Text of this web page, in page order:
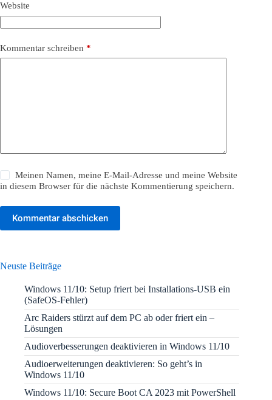
Website
Kommentar schreiben *
Meinen Namen, meine E-Mail-Adresse und meine Website
in diesem Browser für die nächste Kommentierung speichern.
Kommentar abschicken
Neuste Beiträge
Windows 11/10: Setup friert bei Installations-USB ein
(SafeOS-Fehler)
Arc Raiders stürzt auf dem PC ab oder friert ein –
Lösungen
Audioverbesserungen deaktivieren in Windows 11/10
Audioerweiterungen deaktivieren: So geht’s in
Windows 11/10
Windows 11/10: Secure Boot CA 2023 mit PowerShell